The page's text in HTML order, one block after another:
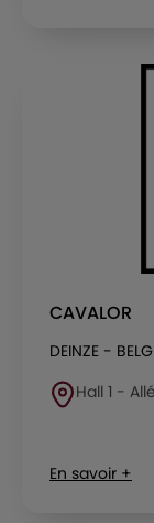
CAVALOR
DEINZE -
Hall 1 -
En savoir +